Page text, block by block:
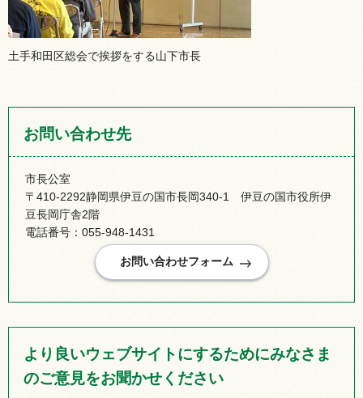
土手和田区総会で挨拶をする山下市長
お問い合わせ先
市長公室
〒410-2292静岡県伊豆の国市長岡340-1 伊豆の国市役所伊
豆長岡庁舎2階
電話番号：055-948-1431
より良いウェブサイトにするためにみなさま
のご意見をお聞かせください